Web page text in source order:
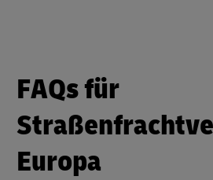
FAQs für
Europa